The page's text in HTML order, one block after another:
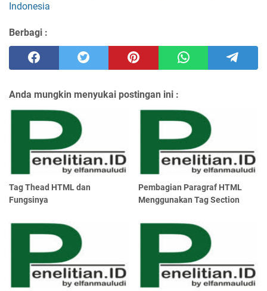
Indonesia
Berbagi :
Anda mungkin menyukai postingan ini :
Tag Thead HTML dan
Fungsinya
Pembagian Paragraf HTML
Menggunakan Tag Section